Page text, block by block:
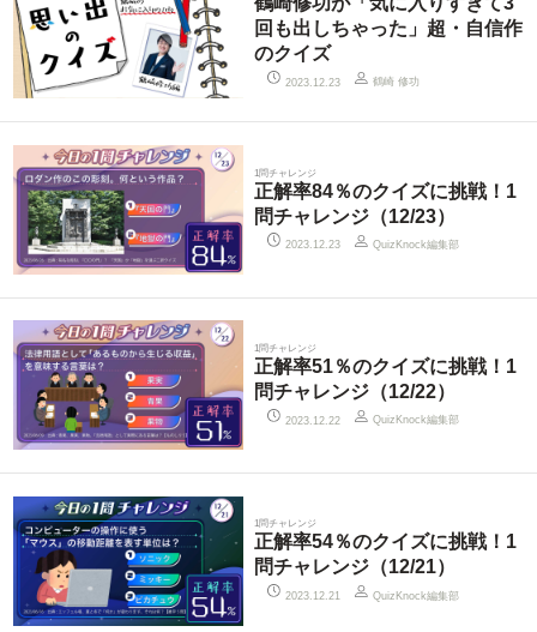
回も出しちゃった」超・自信作
のクイズ
2023.12.23 鶴崎 修功
1問チャレンジ
正解率84％のクイズに挑戦！1
問チャレンジ（12/23）
2023.12.23 QuizKnock編集部
1問チャレンジ
正解率51％のクイズに挑戦！1
問チャレンジ（12/22）
2023.12.22 QuizKnock編集部
1問チャレンジ
正解率54％のクイズに挑戦！1
問チャレンジ（12/21）
2023.12.21 QuizKnock編集部